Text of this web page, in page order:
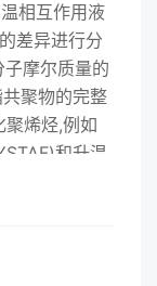
相互作用液
差异进行分
摩尔质量的
聚物的完整
烯烃,例如
和升温
化聚合物。
中单体成分